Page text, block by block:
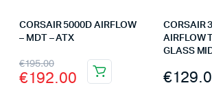
CORSAIR 5000D AIRFLOW
– MDT – ATX
€195.00
€192.00
CORSAIR
AIRFLOW
GLASS
€